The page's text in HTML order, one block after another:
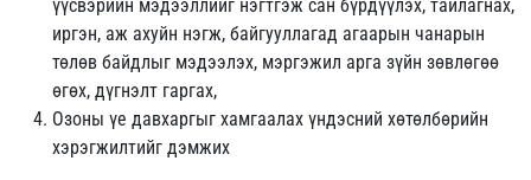
үүсвэрийн мэдээллийг нэгтгэж сан бүрдүүлэх, тайлагнах,
иргэн, аж ахуйн нэгж, байгууллагад агаарын чанарын
төлөв байдлыг мэдээлэх, мэргэжил арга зүйн зөвлөгөө
өгөх, дүгнэлт гаргах,
Озоны үе давхаргыг хамгаалах үндэсний хөтөлбөрийн
хэрэгжилтийг дэмжих